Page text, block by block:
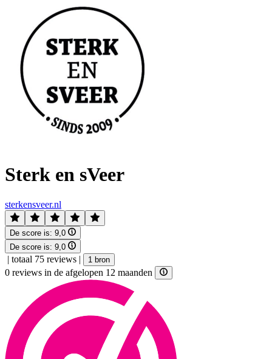
Sterk en sVeer
sterkensveer.nl
De score is: 9,0
De score is: 9,0
| totaal 75 reviews | 1 bron
0 reviews in de afgelopen 12 maanden